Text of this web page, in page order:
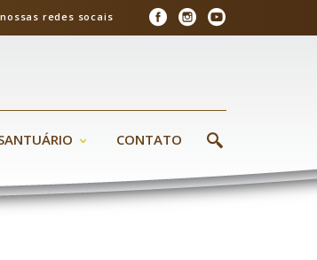
redes socais
CONTATO